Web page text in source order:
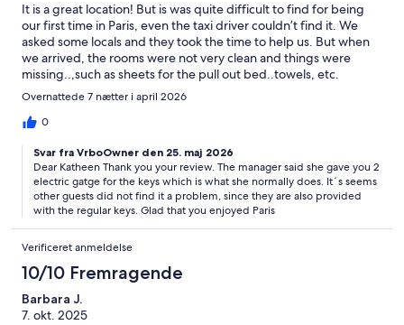
It is a great location! But is was quite difficult to find for being
our first time in Paris, even the taxi driver couldn’t find it. We
asked some locals and they took the time to help us. But when
we arrived, the rooms were not very clean and things were
missing..,such as sheets for the pull out bed..towels, etc.
Although, when told of what was missing, the caretaker was
quick to help. Even though we were 3 single ladies, two
apartments, there was only one electric fab key, between the 2
electronic fab key.The caretaker did allow us early check in and
allowed us to keep our luggage until the afternoon in the
apartment on check out day. You can’t keep the window open
at night as it is very loud from the night club just down the
street.But it is a great location….
Overnattede 7 nætter i april 2026
0
Svar fra VrboOwner den 25. maj 2026
Dear Katheen Thank you your review. The manager said she gave you 2
electric gatge for the keys which is what she normally does. It´s seems
other guests did not find it a problem, since they are also provided
with the regular keys. Glad that you enjoyed Paris
Verificeret anmeldelse
10/10 Fremragende
Barbara J.
7. okt. 2025